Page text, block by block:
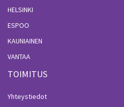
HELSINKI
ESPOO
KAUNIAINEN
VANTAA
TOIMITUS
Yhteystiedot